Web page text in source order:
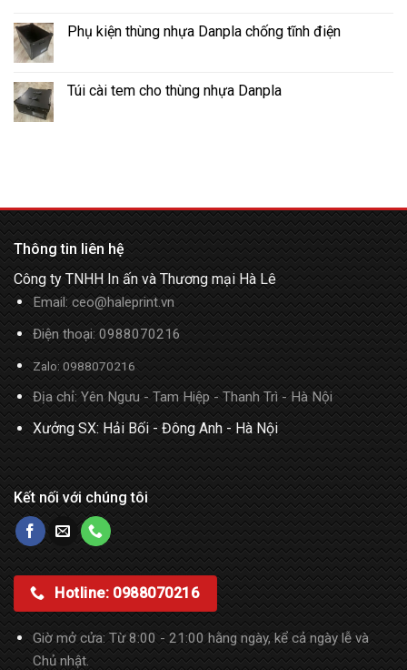
Phụ kiện thùng nhựa Danpla chống tĩnh điện
Túi cài tem cho thùng nhựa Danpla
Thông tin liên hệ
Công ty TNHH In ấn và Thương mại Hà Lê
Email:ceo@haleprint.vn
Điện thoại:0988070216
Zalo:0988070216
Địa chỉ: Yên Ngưu - Tam Hiệp - Thanh Trì - Hà Nội
Xưởng SX: Hải Bối - Đông Anh - Hà Nội
Kết nối với chúng tôi
Hotline: 0988070216
Giờ mở cửa: Từ 8:00 - 21:00 hằng ngày, kể cả ngày lễ và
Chủ nhật.